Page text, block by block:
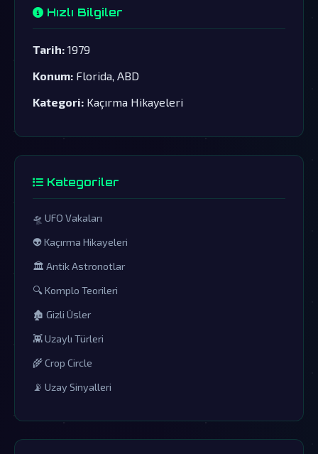
Hızlı Bilgiler
Tarih: 1979
Konum: Florida, ABD
Kategori: Kaçırma Hikayeleri
Kategoriler
🛸 UFO Vakaları
👽 Kaçırma Hikayeleri
🏛️ Antik Astronotlar
🔍 Komplo Teorileri
🏚️ Gizli Üsler
👾 Uzaylı Türleri
🌾 Crop Circle
📡 Uzay Sinyalleri